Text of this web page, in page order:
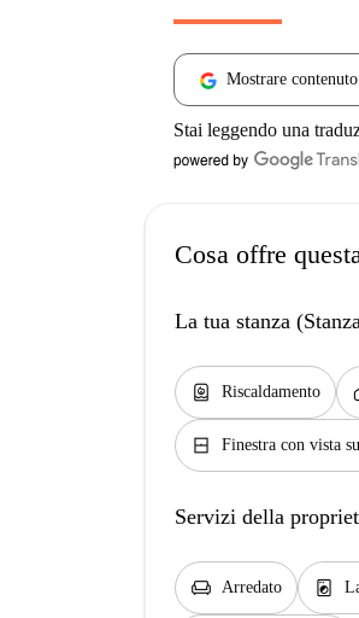
Mostrare
Stai leggendo una
Cosa offre
La tua stanza
water_heater Riscaldamento
window_closed Finestra con vista
Servizi della
chair Arredato local_laundry_service